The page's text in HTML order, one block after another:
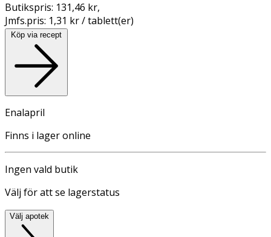
Butikspris: 131,46 kr,
Jmfs.pris: 1,31 kr / tablett(er)
Köp via recept
Enalapril
Finns i lager online
Ingen vald butik
Välj för att se lagerstatus
Välj apotek